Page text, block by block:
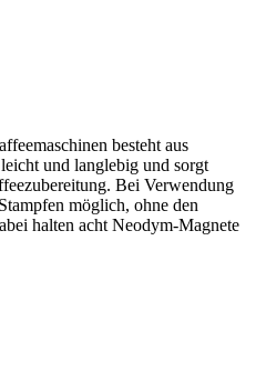
besteht aus
und langlebig und sorgt
Bei Verwendung
möglich, ohne den
halten acht Neodym-Magnete